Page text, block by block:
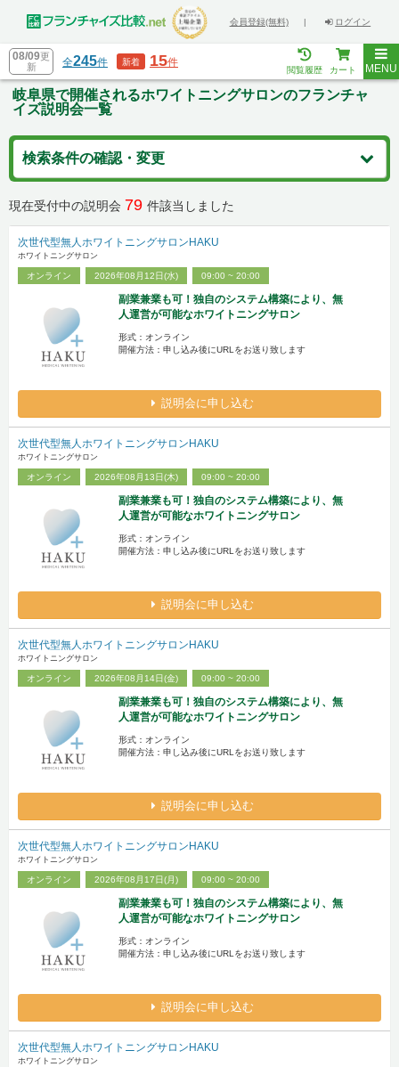
会員登録(無料) | ログイン
08/09更
新
全245件 新着 15件
閲覧履歴 カート MENU
岐阜県で開催されるホワイトニングサロンのフランチャ
イズ説明会一覧
検索条件の確認・変更
現在受付中の説明会 79 件該当しました
次世代型無人ホワイトニングサロンHAKU
ホワイトニングサロン
オンライン 2026年08月12日(水) 09:00 ~ 20:00
副業兼業も可！独自のシステム構築により、無
人運営が可能なホワイトニングサロン
形式：オンライン
開催方法：申し込み後にURLをお送り致します
説明会に申し込む
次世代型無人ホワイトニングサロンHAKU
ホワイトニングサロン
オンライン 2026年08月13日(木) 09:00 ~ 20:00
副業兼業も可！独自のシステム構築により、無
人運営が可能なホワイトニングサロン
形式：オンライン
開催方法：申し込み後にURLをお送り致します
説明会に申し込む
次世代型無人ホワイトニングサロンHAKU
ホワイトニングサロン
オンライン 2026年08月14日(金) 09:00 ~ 20:00
副業兼業も可！独自のシステム構築により、無
人運営が可能なホワイトニングサロン
形式：オンライン
開催方法：申し込み後にURLをお送り致します
説明会に申し込む
次世代型無人ホワイトニングサロンHAKU
ホワイトニングサロン
オンライン 2026年08月17日(月) 09:00 ~ 20:00
副業兼業も可！独自のシステム構築により、無
人運営が可能なホワイトニングサロン
形式：オンライン
開催方法：申し込み後にURLをお送り致します
説明会に申し込む
次世代型無人ホワイトニングサロンHAKU
ホワイトニングサロン